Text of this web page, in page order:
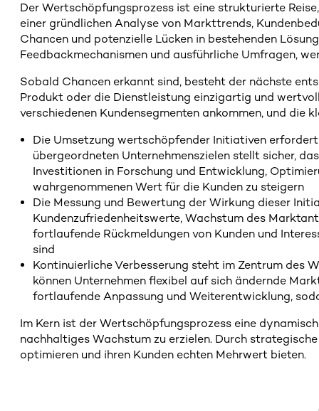
Der Wertschöpfungsprozess ist eine strukturierte
einer gründlichen Analyse von Markttrends,
Chancen und potenzielle Lücken in bestehenden
Feedbackmechanismen und ausführliche Umfragen,
Sobald Chancen erkannt sind, besteht der nächste
Produkt oder die Dienstleistung einzigartig und
verschiedenen Kundensegmenten ankommen, und die
Die Umsetzung wertschöpfender Initiativen
übergeordneten Unternehmenszielen stellt sicher,
Investitionen in Forschung und Entwicklung,
wahrgenommenen Wert für die Kunden zu steigern
Die Messung und Bewertung der Wirkung dieser
Kundenzufriedenheitswerte, Wachstum des
fortlaufende Rückmeldungen von Kunden und
sind
Kontinuierliche Verbesserung steht im Zentrum des
können Unternehmen flexibel auf sich ändernde
fortlaufende Anpassung und Weiterentwicklung,
Im Kern ist der Wertschöpfungsprozess eine
nachhaltiges Wachstum zu erzielen. Durch
optimieren und ihren Kunden echten Mehrwert bieten.